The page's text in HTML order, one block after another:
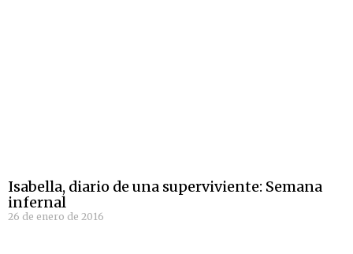
Isabella, diario de una superviviente: Semana
infernal
26 de enero de 2016